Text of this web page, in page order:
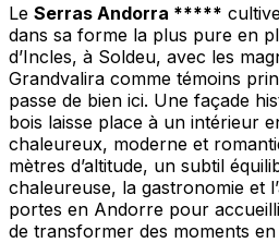
Le Serras Andorra *****
dans sa forme la plus pure en
d’Incles, à Soldeu, avec les
Grandvalira comme témoins
passe de bien ici. Une façade
bois laisse place à un intérieur
chaleureux, moderne et
mètres d’altitude, un subtil
chaleureuse, la gastronomie et
portes en Andorre pour
de transformer des moments